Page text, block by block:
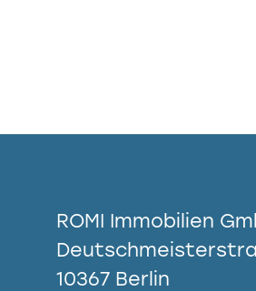
ROMI Immobilien
10367 Berlin